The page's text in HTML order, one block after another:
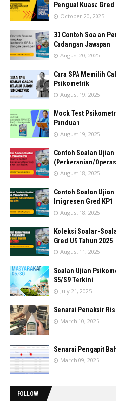
Penguat Kuasa Gred
October 20, 2025
30 Contoh Soalan
Cadangan Jawapan
August 20, 2025
Cara SPA Memilih
Psikometrik
August 19, 2025
Mock Test
Panduan
August 19, 2025
Contoh Soalan
(Perkeranian/
August 18, 2025
Contoh Soalan
Imigresen Gred KP1
August 18, 2025
Koleksi Soalan-
Gred U9 Tahun 2025
August 11, 2025
Soalan Ujian
S5/S9 Terkini
July 21, 2025
Senarai Penaksir
March 10, 2025
Senarai Pengapit
March 09, 2025
FOLLOW